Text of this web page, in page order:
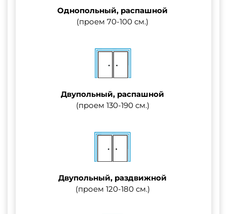
Однопольный, распашной
(проем 70-100 см.)
Двупольный, распашной
(проем 130-190 см.)
Двупольный, раздвижной
(проем 120-180 см.)